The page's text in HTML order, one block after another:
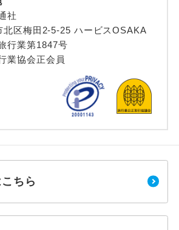
社
北区梅田2-5-25 ハービスOSAKA
行業第1847号
業協会正会員
ちら